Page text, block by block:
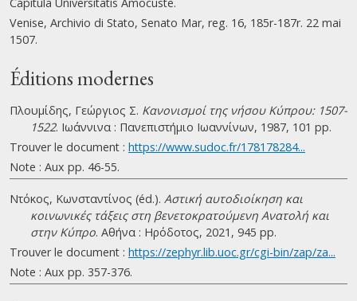
Venise, Archivio di Stato, Senato Mar, reg. 16, 185r-187r. 22 mai
1507.
Éditions modernes
Πλουμίδης, Γεώργιος Σ. Κανονισμοί της νήσου Κύπρου: 1507-
1522. Ιωάννινα : Πανεπιστήμιο Ιωαννίνων, 1987, 101 pp.
Trouver le document : https://www.sudoc.fr/178178284...
Note : Aux pp. 46-55.
Ντόκος, Κωνσταντίνος (éd.). Αστική αυτοδιοίκηση και
κοινωνικές τάξεις στη βενετοκρατούμενη Ανατολή και
στην Κύπρο. Αθήνα : Ηρόδοτος, 2021, 945 pp.
Trouver le document : https://zephyr.lib.uoc.gr/cgi-bin/zap/za...
Note : Aux pp. 357-376.